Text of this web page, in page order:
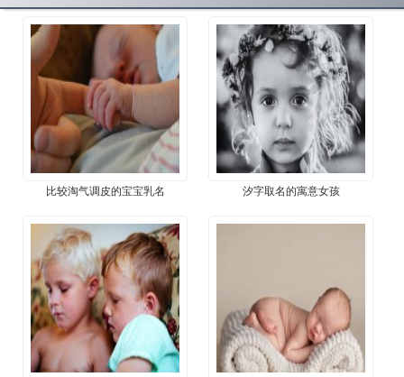
​比较淘气调皮的宝宝乳名 ​汐字取名的寓意女孩